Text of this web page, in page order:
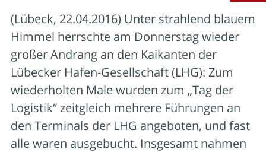
(Lübeck, 22.04.2016) Unter strahlend blauem
Himmel herrschte am Donnerstag wieder
großer Andrang an den Kaikanten der
Lübecker Hafen-Gesellschaft (LHG): Zum
wiederholten Male wurden zum „Tag der
Logistik“ zeitgleich mehrere Führungen an
den Terminals der LHG angeboten, und fast
alle waren ausgebucht. Insgesamt nahmen